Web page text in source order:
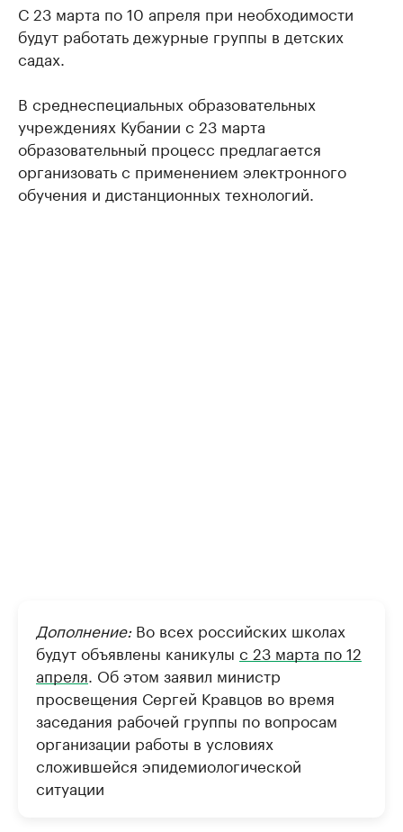
С 23 марта по 10 апреля при необходимости
будут работать дежурные группы в детских
садах.
В среднеспециальных образовательных
учреждениях Кубании с 23 марта
образовательный процесс предлагается
организовать с применением электронного
обучения и дистанционных технологий.
Дополнение:Во всех российских школах
будут объявлены каникулы с 23 марта по 12
апреля. Об этом заявил министр
просвещения Сергей Кравцов во время
заседания рабочей группы по вопросам
организации работы в условиях
сложившейся эпидемиологической
ситуации